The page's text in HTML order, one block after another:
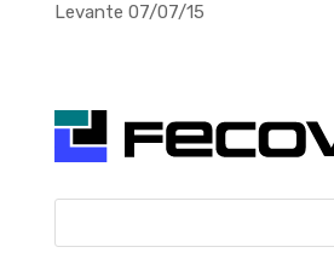
Levante 07/07/15